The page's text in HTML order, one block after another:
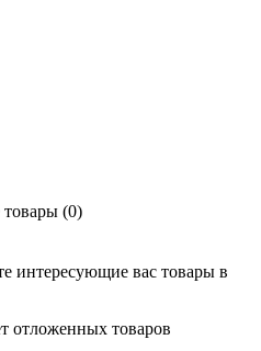
(0)
интересующие вас товары в
отложенных товаров